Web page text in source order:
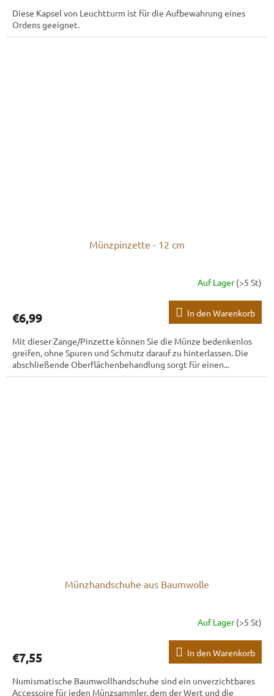
Diese Kapsel von Leuchtturm ist für die Aufbewahrung eines
Ordens geeignet.
Münzpinzette - 12 cm
Auf Lager(>5 St)
€6,99 In den Warenkorb
Mit dieser Zange/Pinzette können Sie die Münze bedenkenlos
greifen, ohne Spuren und Schmutz darauf zu hinterlassen. Die
abschließende Oberflächenbehandlung sorgt für einen...
Münzhandschuhe aus Baumwolle
Auf Lager(>5 St)
€7,55 In den Warenkorb
Numismatische Baumwollhandschuhe sind ein unverzichtbares
Accessoire für jeden Münzsammler, dem der Wert und die